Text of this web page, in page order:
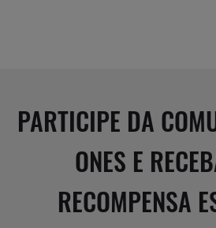
PARTICIPE DA
ONES E
RECOMPENSA